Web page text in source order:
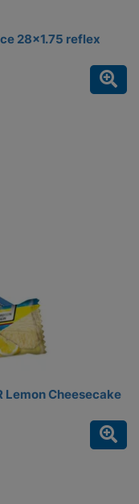
28x1.75 reflex
Lemon Cheesecake